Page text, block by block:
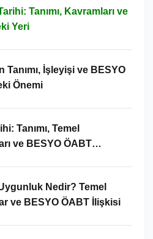
Tanımı, Kavramları ve
Yeri
Tanımı, İşleyişi ve BESYO
Önemi
Tanımı, Temel
ve BESYO ÖABT
Nedir? Temel
ve BESYO ÖABT İlişkisi